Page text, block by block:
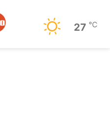
27 ℃